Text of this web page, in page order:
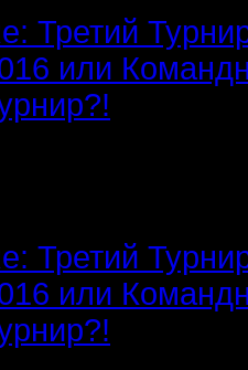
Третий
или
Третий
или